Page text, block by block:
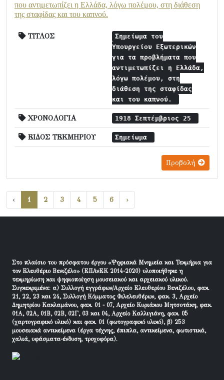
που αντιμετωπίζει η Ελλάδα, λόγω πολέμου, στη διάθεση
της σταφίδας και του καπνού.
ΤΙΤΛΟΣ
Σημείωμα του
Υπουργείου Εξωτερικών
για τα προβλήματα που
αντιμετωπίζει η Ελλάδα,
λόγω πολέμου, στη
διάθεση της σταφίδας
και του καπνού.
ΧΡΟΝΟΛΟΓΙΑ 1918 Σεπτέμβριος 25
ΕΙΔΟΣ ΤΕΚΜΗΡΙΟΥ Σημείωμα
Προβολή
‹ 1 2 3 4 5 6 ›
Στο πλαίσιο του πρόσφατου έργου «Ψηφιακά Μνημεία και Τεκμήρια για
τον Ελευθέριο Βενιζέλο» (ΕΠΑνΕΚ 2014-2020) υλοποιήθηκε η
τεκμηρίωση και ψηφιοποίηση μουσειακού και αρχειακού υλικού.
Συγκεκριμένα: α) Συλλογή εγγράφων/Αρχείο Ελευθερίου Βενιζέλου, φακ.
21, 22, 23 και 24, Συλλογή Κόμματος Φιλελευθέρων, φακ. 3, Αρχείο
Δημητρίου Κακλαμάνου, φακ. 01 - 07, Αρχείο Κυριάκου Μητσοτάκη, φακ.
01Α, 02Α, 01Β, 02Β, 02Γ, 03 και 04, Αρχείο Καλλιγιάνη, φακ. 05
(χαρτογραφικό υλικό) και φακ. 01 (φωτογραφικό υλικό), β) 253
μουσειακά αντικείμενα (έργα τέχνης, έπιπλα, αντικείμενα, φωτιστικά,
χαλιά, υφάσματα-ένδυση, τροχοφόρα).